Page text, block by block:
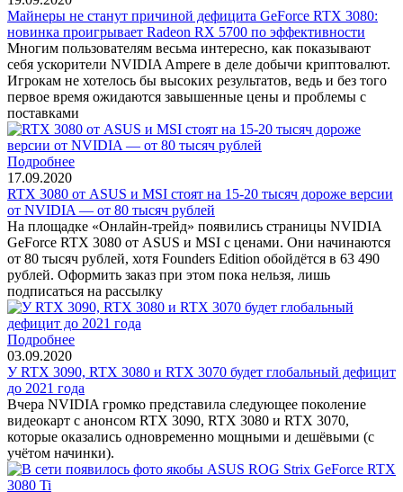
Майнеры не станут причиной дефицита GeForce RTX 3080:
новинка проигрывает Radeon RX 5700 по эффективности
Многим пользователям весьма интересно, как показывают
себя ускорители NVIDIA Ampere в деле добычи криптовалют.
Игрокам не хотелось бы высоких результатов, ведь и без того
первое время ожидаются завышенные цены и проблемы с
поставками
Подробнее
17.09.2020
RTX 3080 от ASUS и MSI стоят на 15-20 тысяч дороже версии
от NVIDIA — от 80 тысяч рублей
На площадке «Онлайн-трейд» появились страницы NVIDIA
GeForce RTX 3080 от ASUS и MSI с ценами. Они начинаются
от 80 тысяч рублей, хотя Founders Edition обойдётся в 63 490
рублей. Оформить заказ при этом пока нельзя, лишь
подписаться на рассылку
Подробнее
03.09.2020
У RTX 3090, RTX 3080 и RTX 3070 будет глобальный дефицит
до 2021 года
Вчера NVIDIA громко представила следующее поколение
видеокарт с анонсом RTX 3090, RTX 3080 и RTX 3070,
которые оказались одновременно мощными и дешёвыми (с
учётом начинки).